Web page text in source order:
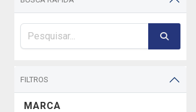
FILTROS
MARCA